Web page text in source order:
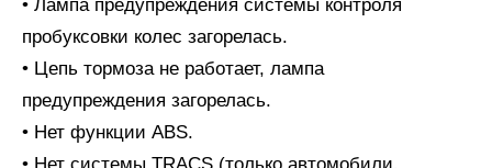
• Лампа предупреждения системы контроля
пробуксовки колес загорелась.
• Цепь тормоза не работает, лампа
предупреждения загорелась.
• Нет функции ABS.